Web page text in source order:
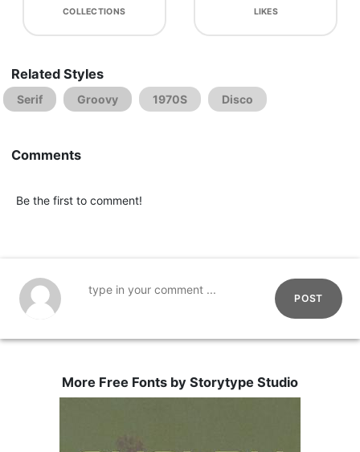
COLLECTIONS LIKES
Related Styles
Serif Groovy 1970S Disco
Comments
Be the first to comment!
POST
More Free Fonts by Storytype Studio